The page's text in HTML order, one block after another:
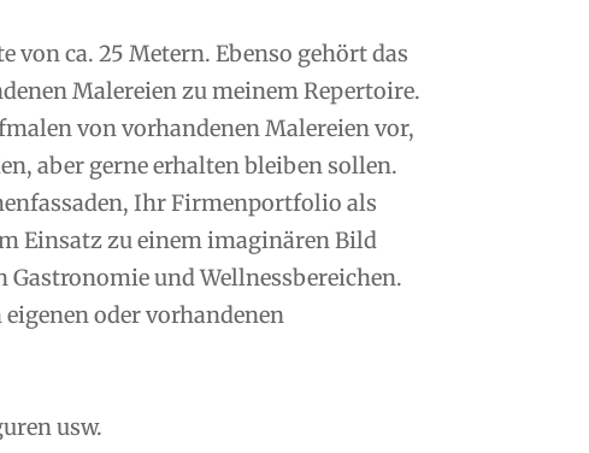
ca. 25 Metern. Ebenso gehört das
Malereien zu meinem Repertoire.
von vorhandenen Malereien vor,
aber gerne erhalten bleiben sollen.
Ihr Firmenportfolio als
Einsatz zu einem imaginären Bild
und Wellnessbereichen.
oder vorhandenen
usw.